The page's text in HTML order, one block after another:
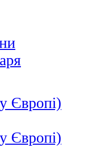
Європі)
Європі)